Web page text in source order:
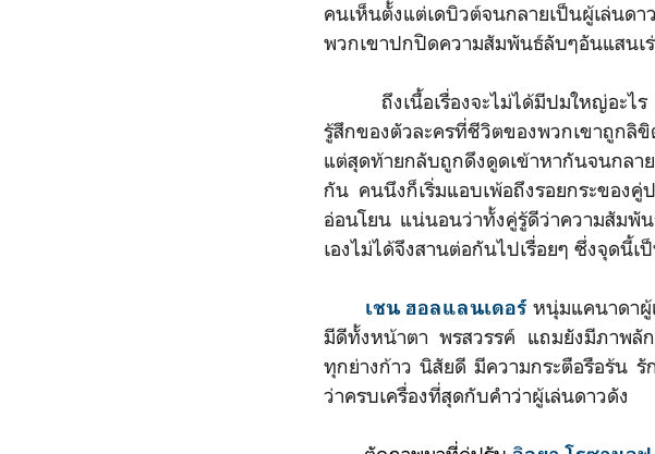
คนเห็นตั้งแต่เดบิวต์จนกลายเป็นผู้เล่น
พวกเขาปกปิดความสัมพันธ์ลับๆอันแสนเร่าร้
ถึงเนื้อเรื่องจะไม่ได้มีปมใหญ่อะไร
รู้สึกของตัวละครที่ชีวิตของพวกเขาถูก
แต่สุดท้ายกลับถูกดึงดูดเข้าหากันจนกล
กัน คนนึงก็เริ่มแอบเพ้อถึงรอยกระของ
อ่อนโยน แน่นอนว่าทั้งคู่รู้ดีว่าความสัมพั
เองไม่ได้จึงสานต่อกันไปเรื่อยๆ ซึ่งจุดนี้
เชน ฮอลแลนเดอร์ หนุ่มแคนาดาผู้
มีดีทั้งหน้าตา พรสวรรค์ แถมยังมีภาพ
ทุกย่างก้าว นิสัยดี มีความกระตือรือร้น
ว่าครบเครื่องที่สุดกับคำว่าผู้เล่นดาวดัง